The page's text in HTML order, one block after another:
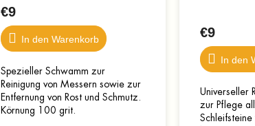
€9
In den Warenkorb
Spezieller Schwamm zur
Reinigung von Messern sowie zur
Entfernung von Rost und Schmutz.
Körnung 100 grit.
€9
In den
Universeller
zur Pflege